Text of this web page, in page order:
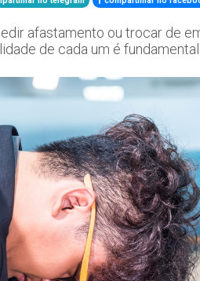
afastamento ou trocar de
de cada um é fundamental